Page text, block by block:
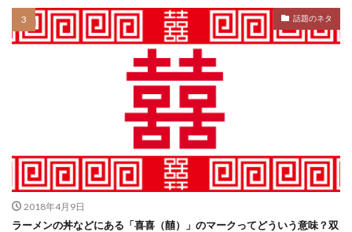
話題のネタ
2018年4月9日
ラーメンの丼などにある「喜喜（囍）」のマークってどういう意味？双